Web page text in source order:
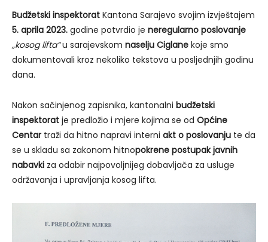
Budžetski inspektorat Kantona Sarajevo svojim izvještajem
5. aprila 2023. godine potvrdio je neregularno poslovanje
„kosog lifta“u sarajevskom naselju Ciglane koje smo
dokumentovali kroz nekoliko tekstova u posljednjih godinu
dana.
Nakon sačinjenog zapisnika, kantonalni budžetski
inspektorat je predložio i mjere kojima se od Općine
Centar traži da hitno napravi interni akt o poslovanju te da
se u skladu sa zakonom hitnopokrene postupak javnih
nabavki za odabir najpovoljnijeg dobavljača za usluge
održavanja i upravljanja kosog lifta.